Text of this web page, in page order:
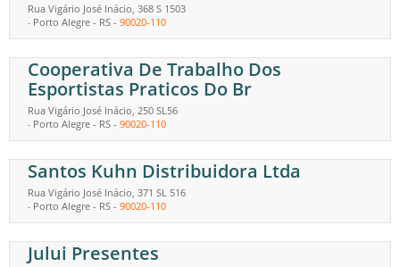
Rua Vigário José Inácio, 368 S 1503
- Porto Alegre - RS - 90020-110
Cooperativa De Trabalho Dos
Esportistas Praticos Do Br
Rua Vigário José Inácio, 250 SL56
- Porto Alegre - RS - 90020-110
Santos Kuhn Distribuidora Ltda
Rua Vigário José Inácio, 371 SL 516
- Porto Alegre - RS - 90020-110
Jului Presentes